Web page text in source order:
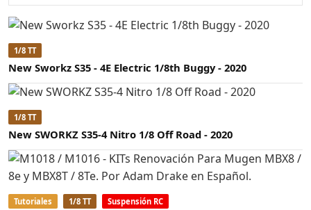
1/8 TT
New Sworkz S35 - 4E Electric 1/8th Buggy - 2020
1/8 TT
New SWORKZ S35-4 Nitro 1/8 Off Road - 2020
Tutoriales 1/8 TT Suspensión RC